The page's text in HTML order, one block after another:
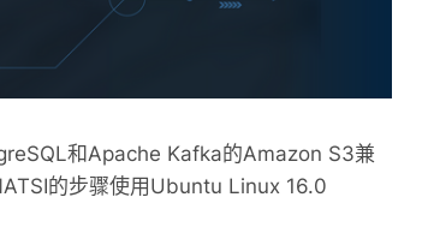
和Apache Kafka的Amazon S3兼
的步骤使用Ubuntu Linux 16.0